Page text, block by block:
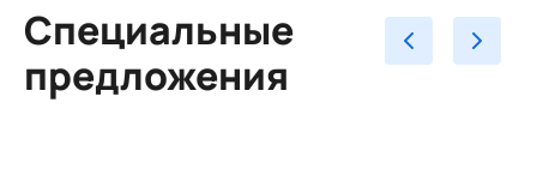
Специальные
предложения